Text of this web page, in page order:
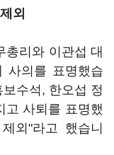
외
총리와 이관섭 대
사의를 표명했습
수석, 한오섭 정
고 사퇴를 표명했
외"라고 했습니